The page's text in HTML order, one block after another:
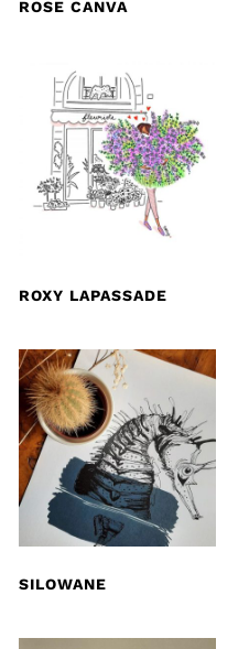
ROSE CANVA
ROXY LAPASSADE
SILOWANE